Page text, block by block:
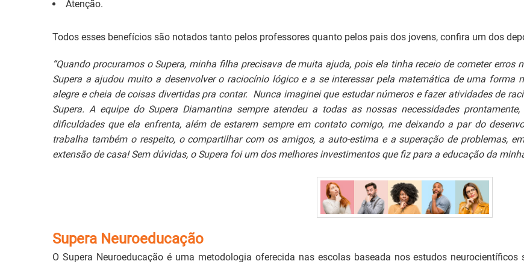
Atenção.
Todos esses benefícios são notados tanto pelos professores quanto pelos pais dos jovens, confira um dos
“Quando procuramos o Supera, minha filha precisava de muita ajuda, pois ela tinha receio de cometer
Supera a ajudou muito a desenvolver o raciocínio lógico e a se interessar pela matemática de uma forma
alegre e cheia de coisas divertidas pra contar. Nunca imaginei que estudar números e fazer atividades de
Supera. A equipe do Supera Diamantina sempre atendeu a todas as nossas necessidades
dificuldades que ela enfrenta, além de estarem sempre em contato comigo, me deixando a par do
trabalha também o respeito, o compartilhar com os amigos, a auto-estima e a superação de problemas,
extensão de casa! Sem dúvidas, o Supera foi um dos melhores investimentos que fiz para a educação da
Supera Neuroeducação
O Supera Neuroeducação é uma metodologia oferecida nas escolas baseada nos estudos